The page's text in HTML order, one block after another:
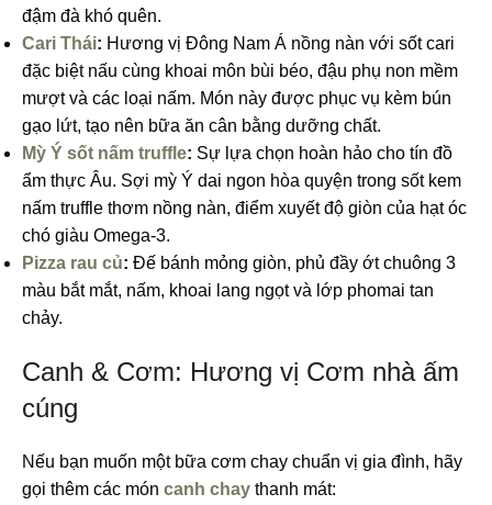
đậm đà khó quên.
Cari Thái: Hương vị Đông Nam Á nồng nàn với sốt cari
đặc biệt nấu cùng khoai môn bùi béo, đậu phụ non mềm
mượt và các loại nấm. Món này được phục vụ kèm bún
gạo lứt, tạo nên bữa ăn cân bằng dưỡng chất.
Mỳ Ý sốt nấm truffle: Sự lựa chọn hoàn hảo cho tín đồ
ẩm thực Âu. Sợi mỳ Ý dai ngon hòa quyện trong sốt kem
nấm truffle thơm nồng nàn, điểm xuyết độ giòn của hạt óc
chó giàu Omega-3.
Pizza rau củ: Đế bánh mỏng giòn, phủ đầy ớt chuông 3
màu bắt mắt, nấm, khoai lang ngọt và lớp phomai tan
chảy.
Canh & Cơm: Hương vị Cơm nhà ấm
cúng
Nếu bạn muốn một bữa cơm chay chuẩn vị gia đình, hãy
gọi thêm các món canh chay thanh mát: